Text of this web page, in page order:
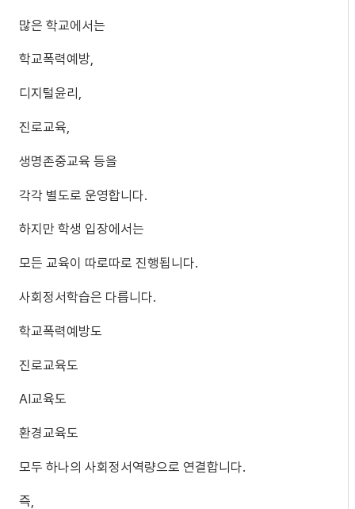
많은 학교에서는
학교폭력예방,
디지털윤리,
진로교육,
생명존중교육 등을
각각 별도로 운영합니다.
하지만 학생 입장에서는
모든 교육이 따로따로 진행됩니다.
사회정서학습은 다릅니다.
학교폭력예방도
진로교육도
AI교육도
환경교육도
모두 하나의 사회정서역량으로 연결합니다.
즉,